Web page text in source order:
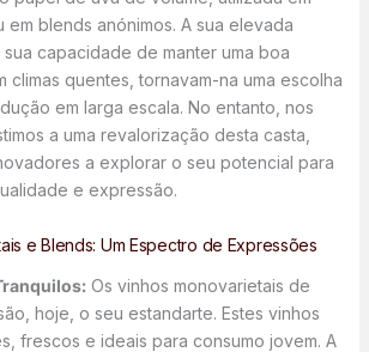
em blends anónimos. A sua elevada
capacidade de manter uma boa
climas quentes, tornavam-na uma escolha
em larga escala. No entanto, nos
a uma revalorização desta casta,
a explorar o seu potencial para
e expressão.
e Blends: Um Espectro de Expressões
Os vinhos monovarietais de
hoje, o seu estandarte. Estes vinhos
frescos e ideais para consumo jovem. A